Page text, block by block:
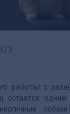
работал с
остается